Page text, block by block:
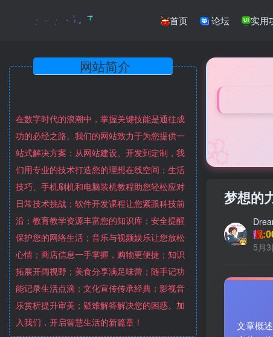
首页 论坛 实用
在数字时代的浪潮中，掌握关键技能是通往成
功的必经之路。我们的网站致力于为您提供一
站式解决方案：从网站建设、开发到定制，我
们用专业的技术打造您的理想在线空间；生活
技巧、手机刷机和电脑装机教程助您轻松应对
日常技术挑战；软件开发课程让您紧跟科技前
沿；教育教学资源丰富您的知识库；安全提醒
保护您的网络生活；音乐与视频娱乐让您放松
心情；商店信息一手掌握，购物更便捷；知识
拓展开阔视野；美食分享满足味蕾；随手记功
能记录生活点滴；文化宣传传承经典；影视音
乐赏析提升审美；疑难解答解决您的困惑。加
入我们，开启智慧生活的新篇章！
🌸
梦想的
靓
5月
文章概